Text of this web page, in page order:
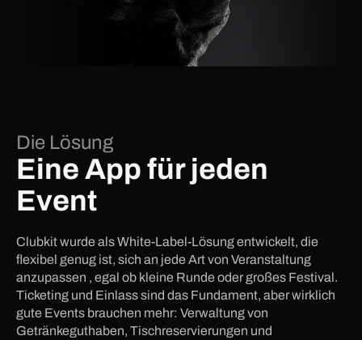
Die Lösung
Eine App für jeden
Event
Clubkit wurde als White-Label-Lösung entwickelt, die
flexibel genug ist, sich an jede Art von Veranstaltung
anzupassen , egal ob kleine Runde oder großes Festival.
Ticketing und Einlass sind das Fundament, aber wirklich
gute Events brauchen mehr: Verwaltung von
Getränkeguthaben, Tischreservierungen und